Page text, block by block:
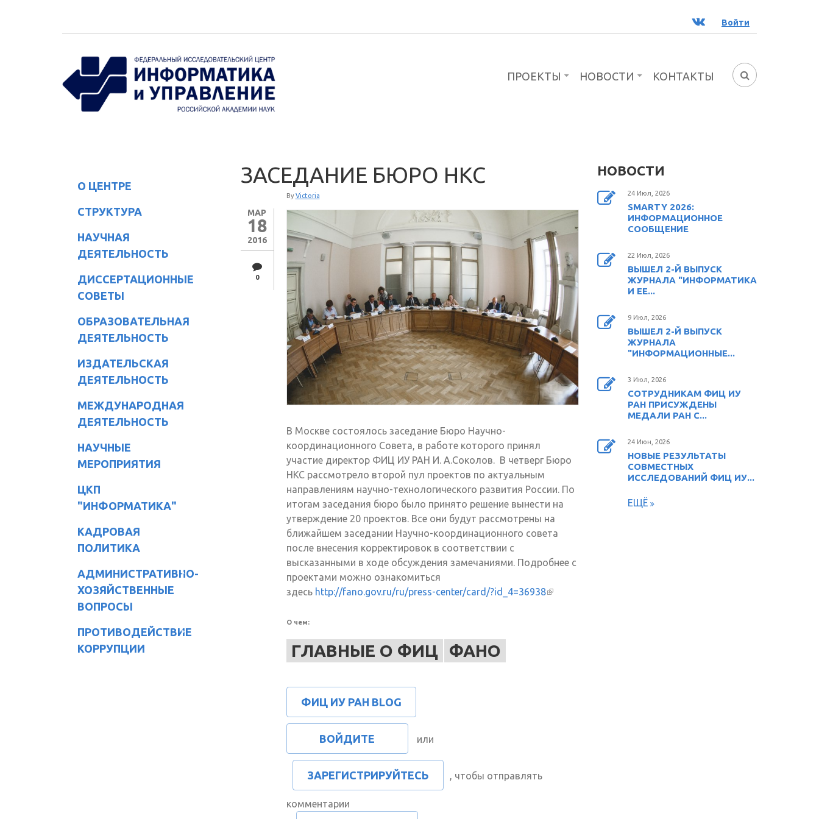
ВК Войти
ФОРМА
ПРОЕКТЫ НОВОСТИ КОНТАКТЫ
О ЦЕНТРЕ
СТРУКТУРА
НАУЧНАЯ
ДЕЯТЕЛЬНОСТЬ
ДИССЕРТАЦИОННЫЕ
СОВЕТЫ
ОБРАЗОВАТЕЛЬНАЯ
ДЕЯТЕЛЬНОСТЬ
ИЗДАТЕЛЬСКАЯ
ДЕЯТЕЛЬНОСТЬ
МЕЖДУНАРОДНАЯ
ДЕЯТЕЛЬНОСТЬ
НАУЧНЫЕ
МЕРОПРИЯТИЯ
ЦКП
"ИНФОРМАТИКА"
КАДРОВАЯ
ПОЛИТИКА
АДМИНИСТРАТИВНО-
ХОЗЯЙСТВЕННЫЕ
ВОПРОСЫ
ПРОТИВОДЕЙСТВИЕ
КОРРУПЦИИ
ЗАСЕДАНИЕ БЮРО НКС
МАР
18
2016
0
By Victoria
В Москве состоялось заседание Бюро Научно-
координационного Совета, в работе которого принял
участие директор ФИЦ ИУ РАН И. А.Соколов. В четверг Бюро
НКС рассмотрело второй пул проектов по актуальным
направлениям научно-технологического развития России. По
итогам заседания бюро было принято решение вынести на
утверждение 20 проектов. Все они будут рассмотрены на
ближайшем заседании Научно-координационного совета
после внесения корректировок в соответствии с
высказанными в ходе обсуждения замечаниями. Подробнее с
проектами можно ознакомиться
здесь http://fano.gov.ru/ru/press-center/card/?id_4=36938(внешняя
О чем:
ГЛАВНЫЕ О ФИЦ ФАНО
ФИЦ ИУ РАН BLOG
ВОЙДИТЕ или
ЗАРЕГИСТРИРУЙТЕСЬ , чтобы отправлять
комментарии
НОВОСТИ
24 Июл, 2026
SMARTY 2026:
ИНФОРМАЦИОННОЕ
СООБЩЕНИЕ
22 Июл, 2026
ВЫШЕЛ 2-Й ВЫПУСК
ЖУРНАЛА "ИНФОРМАТИКА
И ЕЕ...
9 Июл, 2026
ВЫШЕЛ 2-Й ВЫПУСК
ЖУРНАЛА
"ИНФОРМАЦИОННЫЕ...
3 Июл, 2026
СОТРУДНИКАМ ФИЦ ИУ
РАН ПРИСУЖДЕНЫ
МЕДАЛИ РАН С...
24 Июн, 2026
НОВЫЕ РЕЗУЛЬТАТЫ
СОВМЕСТНЫХ
ИССЛЕДОВАНИЙ ФИЦ ИУ...
ЕЩЁ